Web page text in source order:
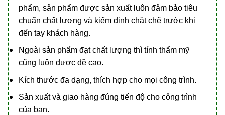
phẩm, sản phẩm được sản xuất luôn đảm bảo tiêu
chuẩn chất lượng và kiểm định chặt chẽ trước khi
đến tay khách hàng.
Ngoài sản phẩm đạt chất lượng thì tính thẩm mỹ
cũng luôn được đề cao.
Kích thước đa dạng, thích hợp cho mọi công trình.
Sản xuất và giao hàng đúng tiến độ cho công trình
của bạn.